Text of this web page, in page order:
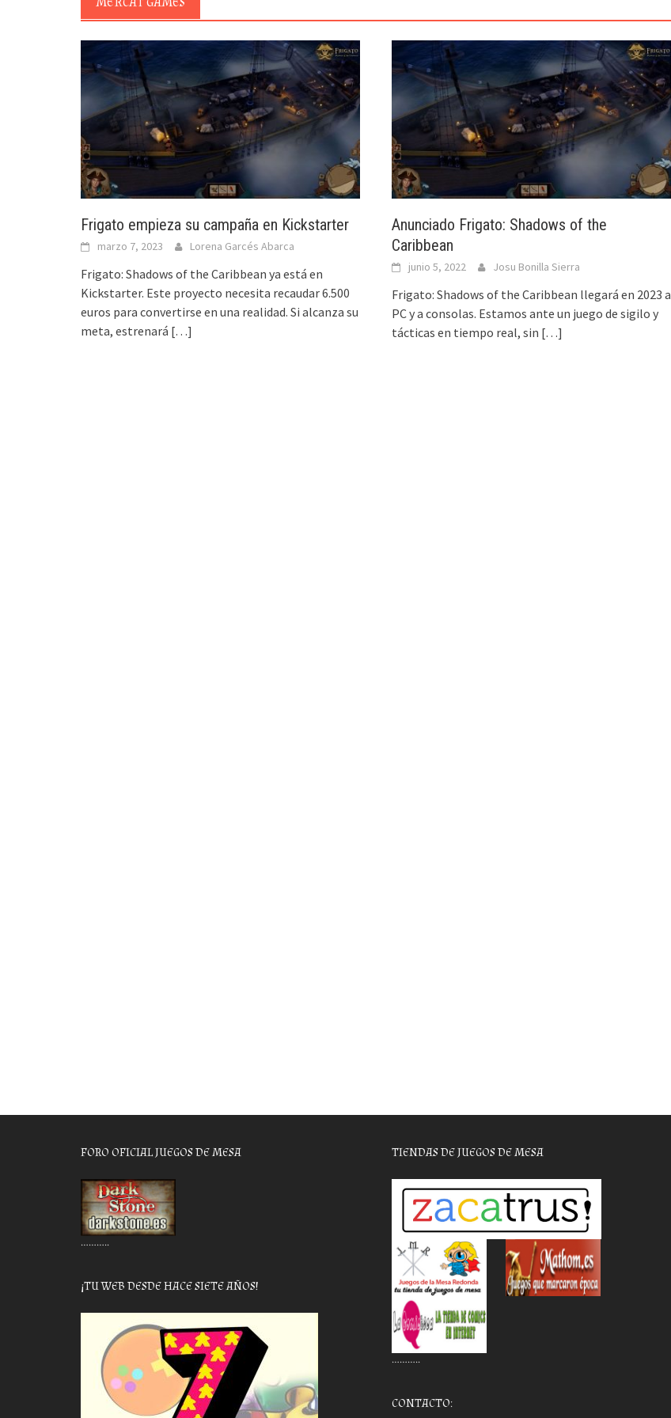
Frigato empieza su campaña en Kickstarter
marzo 7, 2023 Lorena Garcés Abarca
Frigato: Shadows of the Caribbean ya está en
Kickstarter. Este proyecto necesita recaudar 6.500
euros para convertirse en una realidad. Si alcanza su
meta, estrenará […]
Anunciado Frigato: Shadows of the
Caribbean
junio 5, 2022 Josu Bonilla Sierra
Frigato: Shadows of the Caribbean llegará en 2023 a
PC y a consolas. Estamos ante un juego de sigilo y
tácticas en tiempo real, sin […]
FORO OFICIAL JUEGOS DE MESA
………..
¡TU WEB DESDE HACE SIETE AÑOS!
TIENDAS DE JUEGOS DE MESA
………..
CONTACTO: